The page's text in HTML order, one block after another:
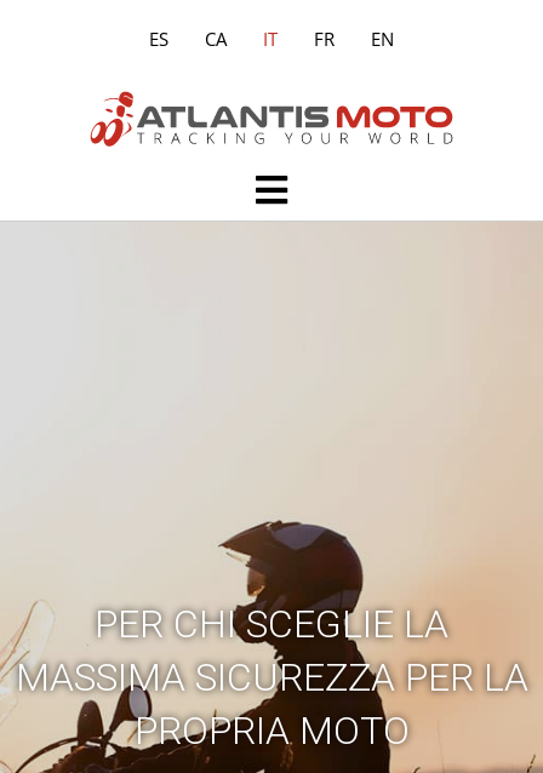
ES CA IT FR EN
Main
Menu
PER CHI SCEGLIE LA
MASSIMA SICUREZZA PER LA
PROPRIA MOTO